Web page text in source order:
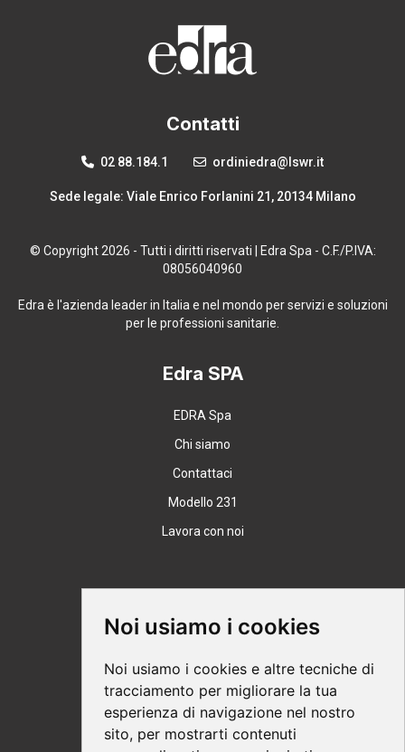
Noi usiamo i cookies
Noi usiamo i cookies e altre tecniche di
tracciamento per migliorare la tua
esperienza di navigazione nel nostro
sito, per mostrarti contenuti
Contatti
02 88.184.1 ordiniedra@lswr.it
Sede legale: Viale Enrico Forlanini 21, 20134 Milano
© Copyright 2026 - Tutti i diritti riservati | Edra Spa - C.F./P.IVA:
08056040960
Edra è l'azienda leader in Italia e nel mondo per servizi e soluzioni
per le professioni sanitarie.
Edra SPA
EDRA Spa
Chi siamo
Contattaci
Modello 231
Lavora con noi
Supporto
Modalità di acquisto
Ebook help
Privacy